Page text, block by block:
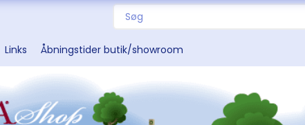
Links Åbningstider butik/showroom